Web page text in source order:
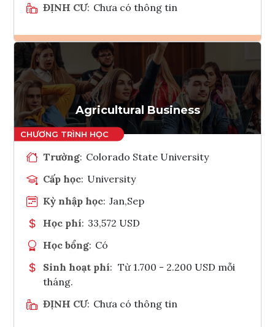
ĐỊNH CƯ: Chưa có thông tin
Ghi danh
Tham vấn Interlink
Agricultural Business
Trường: Colorado State University
Cấp học: University
Kỳ nhập học: Jan,Sep
Học phí: 33,572 USD
Học bổng: Có
Sinh hoạt phí: Từ 1.700 - 2.200 USD mỗi
tháng.
ĐỊNH CƯ: Chưa có thông tin